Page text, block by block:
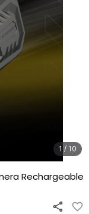
1 / 10
Rechargeable